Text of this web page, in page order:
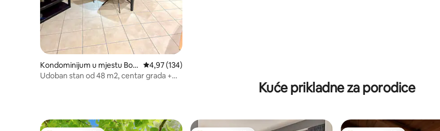
Kondominijum u mjestu Bou
rg-Saint-Maurice
prosječna ocjena 4,97 od 5, recenzija: 134
4,97 (134)
Udoban stan od 48 m2, centar grada +
Kuće prikladne za porodice